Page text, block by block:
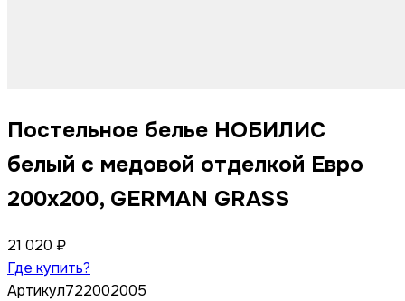
Постельное белье НОБИЛИС
белый с медовой отделкой Евро
200x200, GERMAN GRASS
21 020 ₽
Где купить?
Артикул722002005